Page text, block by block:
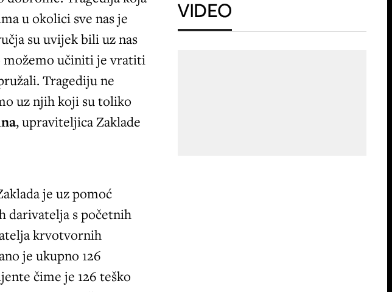
u okolici sve nas je
su uvijek bili uz nas
možemo učiniti je vratiti
Tragediju ne
uz njih koji su toliko
, upraviteljica Zaklade
je uz pomoć
darivatelja s početnih
krvotvornih
je ukupno 126
čime je 126 teško
VIDEO